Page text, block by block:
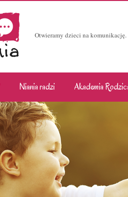
Otwieramy dzieci na
Niania radzi Akademia